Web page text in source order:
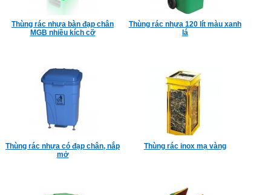
Thùng rác nhựa bàn đạp chân
MGB nhiều kích cỡ
Thùng rác nhựa 120 lít màu xanh
lá
Thùng rác nhựa có đạp chân, nắp
mở
Thùng rác inox mạ vàng